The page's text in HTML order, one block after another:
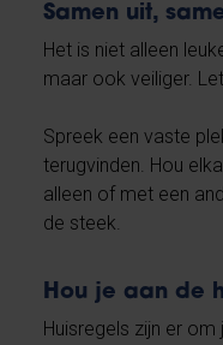
Samen uit,
Het is niet alleen
maar ook veiliger.
Spreek een vaste
terugvinden. Hou
alleen of met een
de steek.
Hou je aan de
Huisregels zijn er